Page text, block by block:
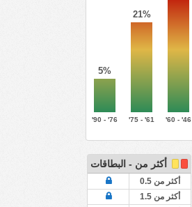
5%
21%
76' - 90' 61' - 75' 46' - 60'
أكثر من - البطاقات
أكثر من 0.5
أكثر من 1.5